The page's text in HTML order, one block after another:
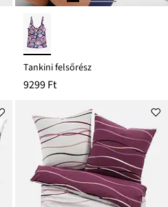
Tankini felsőrész
9299 Ft